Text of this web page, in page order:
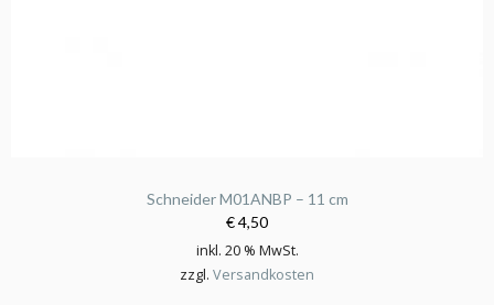
Schneider M01ANBP – 11 cm
€ 4,50
inkl. 20 % MwSt.
zzgl. Versandkosten